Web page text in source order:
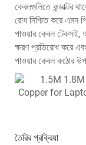
কেবলগুলিতে কন্ডাক্টর
রোধ নিশ্চিত করে এমন
পাওয়ার কেবল টেকসই,
ক্ষরণ প্রতিরোধ করে
পাওয়ার কেবল কঠোর
তৈরির প্রক্রিয়া